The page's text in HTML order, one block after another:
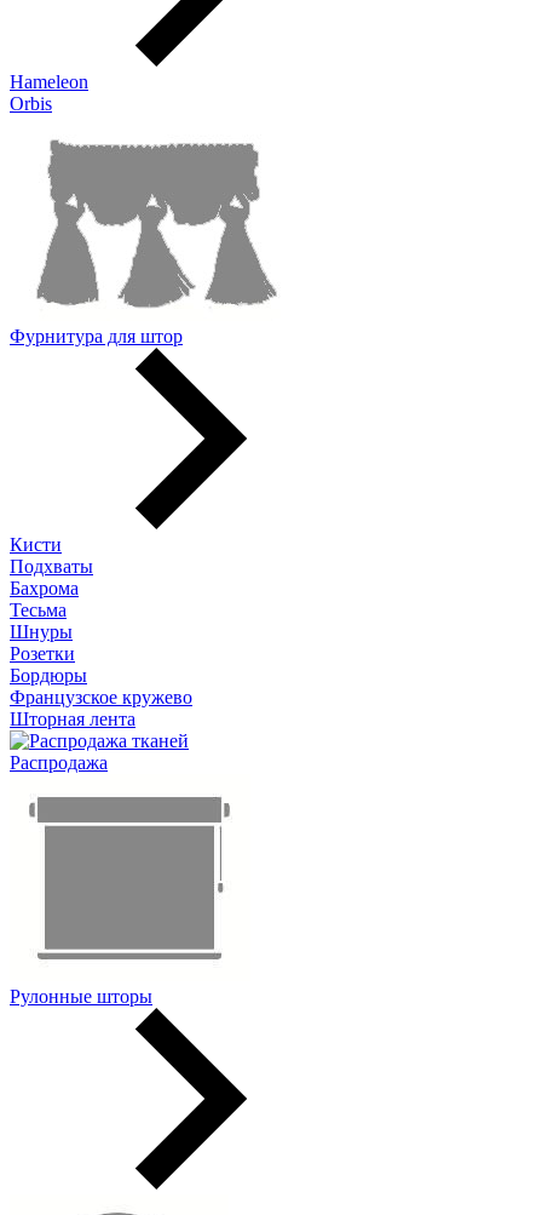
Hameleon
Orbis
Фурнитура для штор
Кисти
Подхваты
Бахрома
Тесьма
Шнуры
Розетки
Бордюры
Французское кружево
Шторная лента
Распродажа
Рулонные шторы